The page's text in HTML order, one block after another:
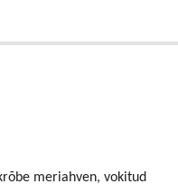
meriahven, vokitud